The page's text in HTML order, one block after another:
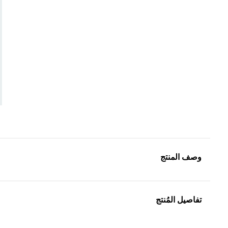
وصف المنتج
تفاصيل المُنتج